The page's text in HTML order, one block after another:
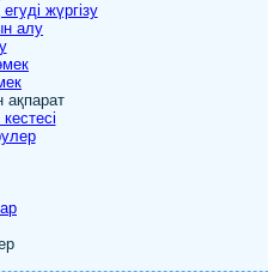
жүргізу
алу
ақпарат